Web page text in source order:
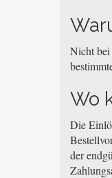
Nicht bei
Wo
Die
der